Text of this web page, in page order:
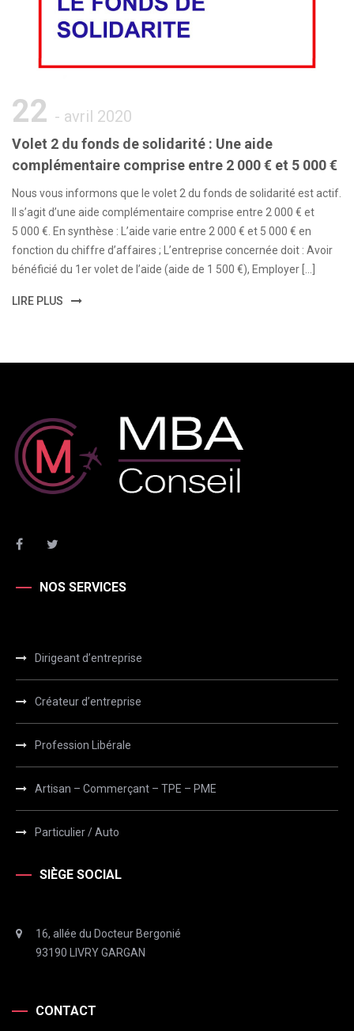
22 - avril 2020
Volet 2 du fonds de solidarité : Une aide
complémentaire comprise entre 2 000 € et 5 000 €
Nous vous informons que le volet 2 du fonds de solidarité est actif.
Il s’agit d’une aide complémentaire comprise entre 2 000 € et
5 000 €. En synthèse : L’aide varie entre 2 000 € et 5 000 € en
fonction du chiffre d’affaires ; L’entreprise concernée doit : Avoir
bénéficié du 1er volet de l’aide (aide de 1 500 €), Employer […]
LIRE PLUS
NOS SERVICES
Dirigeant d’entreprise
Créateur d’entreprise
Profession Libérale
Artisan – Commerçant – TPE – PME
Particulier / Auto
SIÈGE SOCIAL
16, allée du Docteur Bergonié
93190 LIVRY GARGAN
CONTACT